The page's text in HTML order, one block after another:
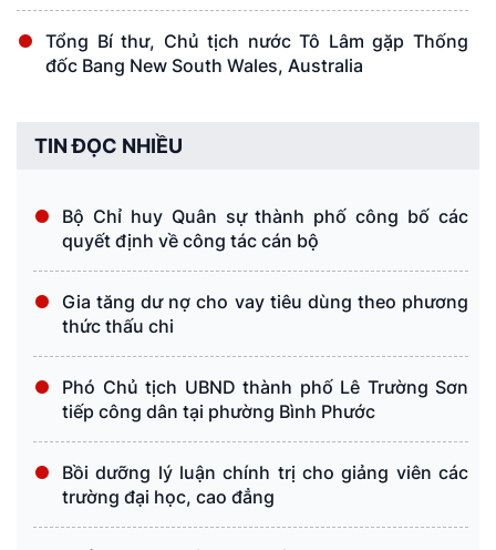
Tổng Bí thư, Chủ tịch nước Tô Lâm gặp Thống
đốc Bang New South Wales, Australia
TIN ĐỌC NHIỀU
Bộ Chỉ huy Quân sự thành phố công bố các
quyết định về công tác cán bộ
Gia tăng dư nợ cho vay tiêu dùng theo phương
thức thấu chi
Phó Chủ tịch UBND thành phố Lê Trường Sơn
tiếp công dân tại phường Bình Phước
Bồi dưỡng lý luận chính trị cho giảng viên các
trường đại học, cao đẳng